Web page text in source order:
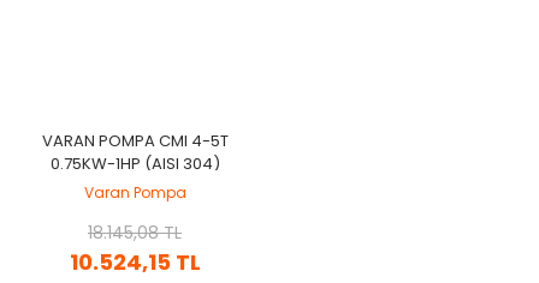
VARAN POMPA CMI 4-5T
0.75KW-1HP (AISI 304)
KOMPLE PASLANMAZ ÇELIK
KADEMELI POMPA
Varan Pompa
10.524,15 TL
18.145,08 TL